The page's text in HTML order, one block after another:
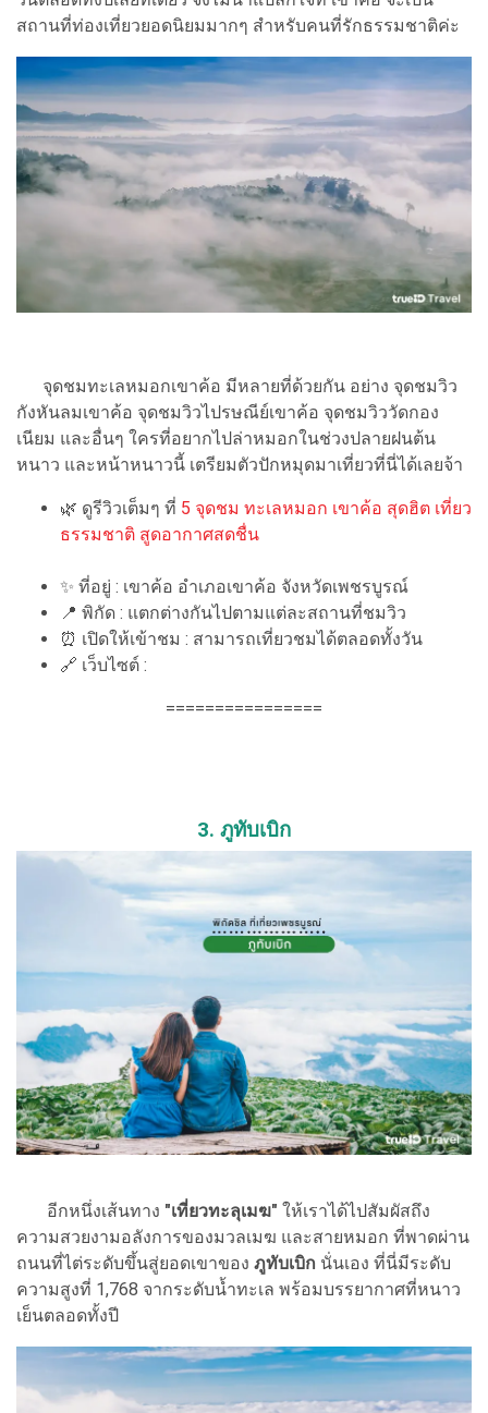
สถานที่ท่องเที่ยวยอดนิยมมากๆ สำหรับคนที่รักธรรมชาติค่ะ
จุดชมทะเลหมอกเขาค้อ มีหลายที่ด้วยกัน อย่าง จุดชมวิว
กังหันลมเขาค้อ จุดชมวิวไปรษณีย์เขาค้อ จุดชมวิววัดกอง
เนียม และอื่นๆ ใครที่อยากไปล่าหมอกในช่วงปลายฝนต้น
หนาว และหน้าหนาวนี้ เตรียมตัวปักหมุดมาเที่ยวที่นี่ได้เลยจ้า
🌿 ดูรีวิวเต็มๆ ที่ 5 จุดชม ทะเลหมอก เขาค้อ สุดฮิต เที่ยว
ธรรมชาติ สูดอากาศสดชื่น
✨ ที่อยู่ : เขาค้อ อำเภอเขาค้อ จังหวัดเพชรบูรณ์
📍 พิกัด : แตกต่างกันไปตามแต่ละสถานที่ชมวิว
⏰ เปิดให้เข้าชม : สามารถเที่ยวชมได้ตลอดทั้งวัน
🔗 เว็บไซต์ :
================
3. ภูทับเบิก
อีกหนึ่งเส้นทาง "เที่ยวทะลุเมฆ" ให้เราได้ไปสัมผัสถึง
ความสวยงามอลังการของมวลเมฆ และสายหมอก ที่พาดผ่าน
ถนนที่ไต่ระดับขึ้นสู่ยอดเขาของ ภูทับเบิก นั่นเอง ที่นี่มีระดับ
ความสูงที่ 1,768 จากระดับน้ำทะเล พร้อมบรรยากาศที่หนาว
เย็นตลอดทั้งปี